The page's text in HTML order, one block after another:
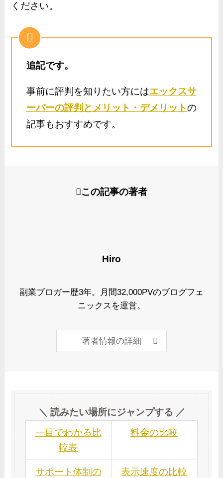
ください。
追記です。
事前に評判を知りたい方にはエックスサ
ーバーの評判とメリット・デメリットの
記事もおすすめです。
この記事の著者
Hiro
副業ブロガー歴3年。月間32,000PVのブログフェ
ニックスを運営。
著者情報の詳細
＼ 読みたい場所にジャンプする ／
一目でわかる比
較表
料金の比較
サポート体制の
表示速度の比較